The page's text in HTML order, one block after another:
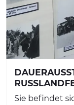
Sie befindet